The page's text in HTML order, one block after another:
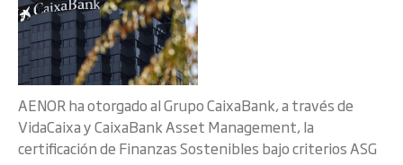
AENOR ha otorgado al Grupo CaixaBank, a través de
VidaCaixa y CaixaBank Asset Management, la
certificación de Finanzas Sostenibles bajo criterios ASG